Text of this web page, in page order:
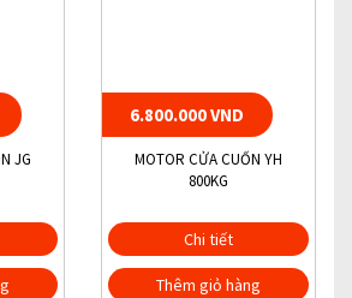
JG
6.800.000 VND
MOTOR CỬA CUỐN YH
800KG
Chi tiết
Thêm giỏ hàng